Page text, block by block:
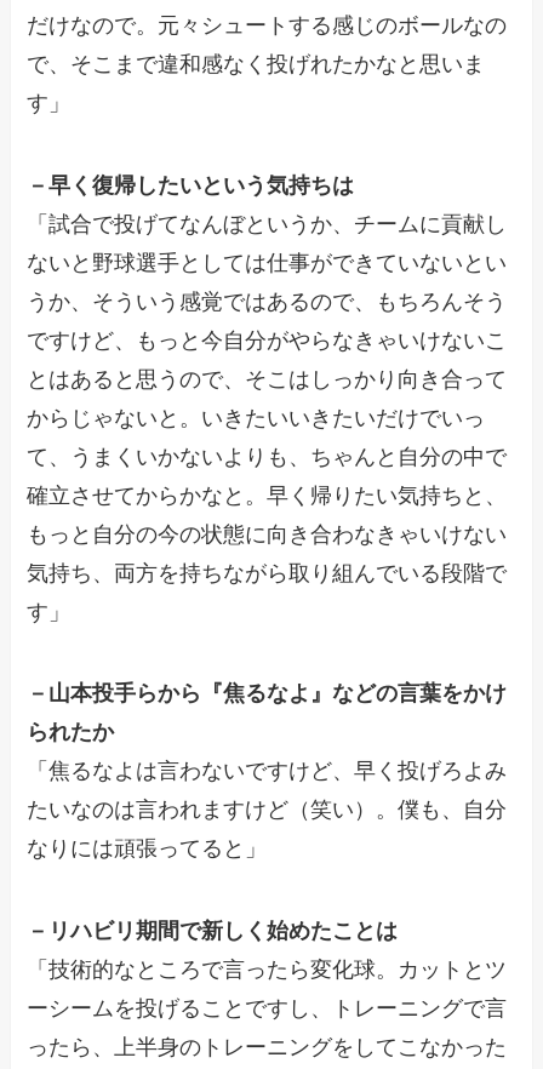
だけなので。元々シュートする感じのボールなの
で、そこまで違和感なく投げれたかなと思いま
す」
－早く復帰したいという気持ちは
「試合で投げてなんぼというか、チームに貢献し
ないと野球選手としては仕事ができていないとい
うか、そういう感覚ではあるので、もちろんそう
ですけど、もっと今自分がやらなきゃいけないこ
とはあると思うので、そこはしっかり向き合って
からじゃないと。いきたいいきたいだけでいっ
て、うまくいかないよりも、ちゃんと自分の中で
確立させてからかなと。早く帰りたい気持ちと、
もっと自分の今の状態に向き合わなきゃいけない
気持ち、両方を持ちながら取り組んでいる段階で
す」
－山本投手らから『焦るなよ』などの言葉をかけ
られたか
「焦るなよは言わないですけど、早く投げろよみ
たいなのは言われますけど（笑い）。僕も、自分
なりには頑張ってると」
－リハビリ期間で新しく始めたことは
「技術的なところで言ったら変化球。カットとツ
ーシームを投げることですし、トレーニングで言
ったら、上半身のトレーニングをしてこなかった